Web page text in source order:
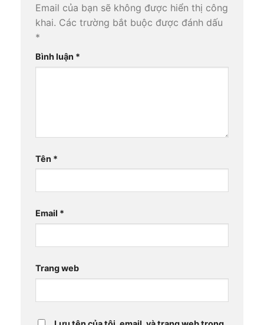
Email của bạn sẽ không được hiển thị công
khai. Các trường bắt buộc được đánh dấu
*
Bình luận *
Tên *
Email *
Trang web